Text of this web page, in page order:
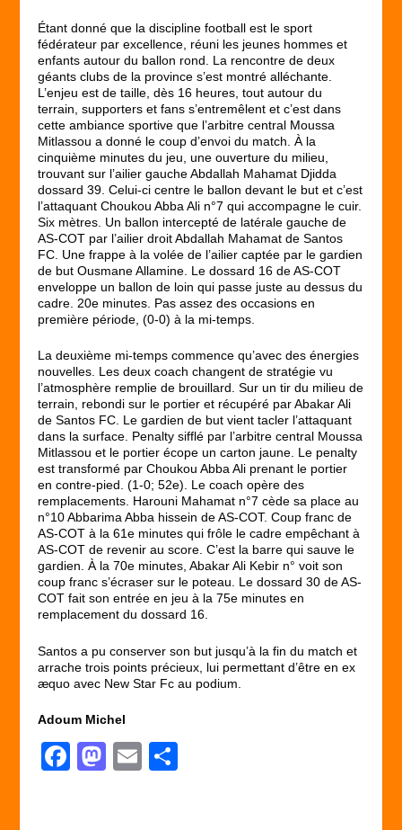
Étant donné que la discipline football est le sport
fédérateur par excellence, réuni les jeunes hommes et
enfants autour du ballon rond. La rencontre de deux
géants clubs de la province s’est montré alléchante.
L’enjeu est de taille, dès 16 heures, tout autour du
terrain, supporters et fans s’entremêlent et c’est dans
cette ambiance sportive que l’arbitre central Moussa
Mitlassou a donné le coup d’envoi du match. À la
cinquième minutes du jeu, une ouverture du milieu,
trouvant sur l’ailier gauche Abdallah Mahamat Djidda
dossard 39. Celui-ci centre le ballon devant le but et c’est
l’attaquant Choukou Abba Ali n°7 qui accompagne le cuir.
Six mètres. Un ballon intercepté de latérale gauche de
AS-COT par l’ailier droit Abdallah Mahamat de Santos
FC. Une frappe à la volée de l’ailier captée par le gardien
de but Ousmane Allamine. Le dossard 16 de AS-COT
enveloppe un ballon de loin qui passe juste au dessus du
cadre. 20e minutes. Pas assez des occasions en
première période, (0-0) à la mi-temps.
La deuxième mi-temps commence qu’avec des énergies
nouvelles. Les deux coach changent de stratégie vu
l’atmosphère remplie de brouillard. Sur un tir du milieu de
terrain, rebondi sur le portier et récupéré par Abakar Ali
de Santos FC. Le gardien de but vient tacler l’attaquant
dans la surface. Penalty sifflé par l’arbitre central Moussa
Mitlassou et le portier écope un carton jaune. Le penalty
est transformé par Choukou Abba Ali prenant le portier
en contre-pied. (1-0; 52e). Le coach opère des
remplacements. Harouni Mahamat n°7 cède sa place au
n°10 Abbarima Abba hissein de AS-COT. Coup franc de
AS-COT à la 61e minutes qui frôle le cadre empêchant à
AS-COT de revenir au score. C’est la barre qui sauve le
gardien. À la 70e minutes, Abakar Ali Kebir n° voit son
coup franc s’écraser sur le poteau. Le dossard 30 de AS-
COT fait son entrée en jeu à la 75e minutes en
remplacement du dossard 16.
Santos a pu conserver son but jusqu’à la fin du match et
arrache trois points précieux, lui permettant d’être en ex
æquo avec New Star Fc au podium.
Adoum Michel
F
M
E